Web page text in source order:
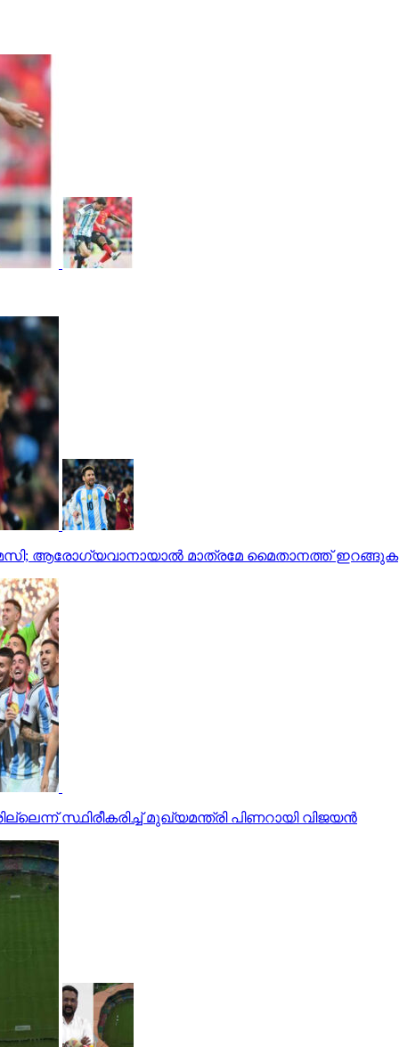
ആരോഗ്യവാനായാല്‍ മാത്രമേ മൈതാനത്ത് ഇറങ്ങുക
സ്ഥിരീകരിച്ച് മുഖ്യമന്ത്രി പിണറായി വിജയന്‍